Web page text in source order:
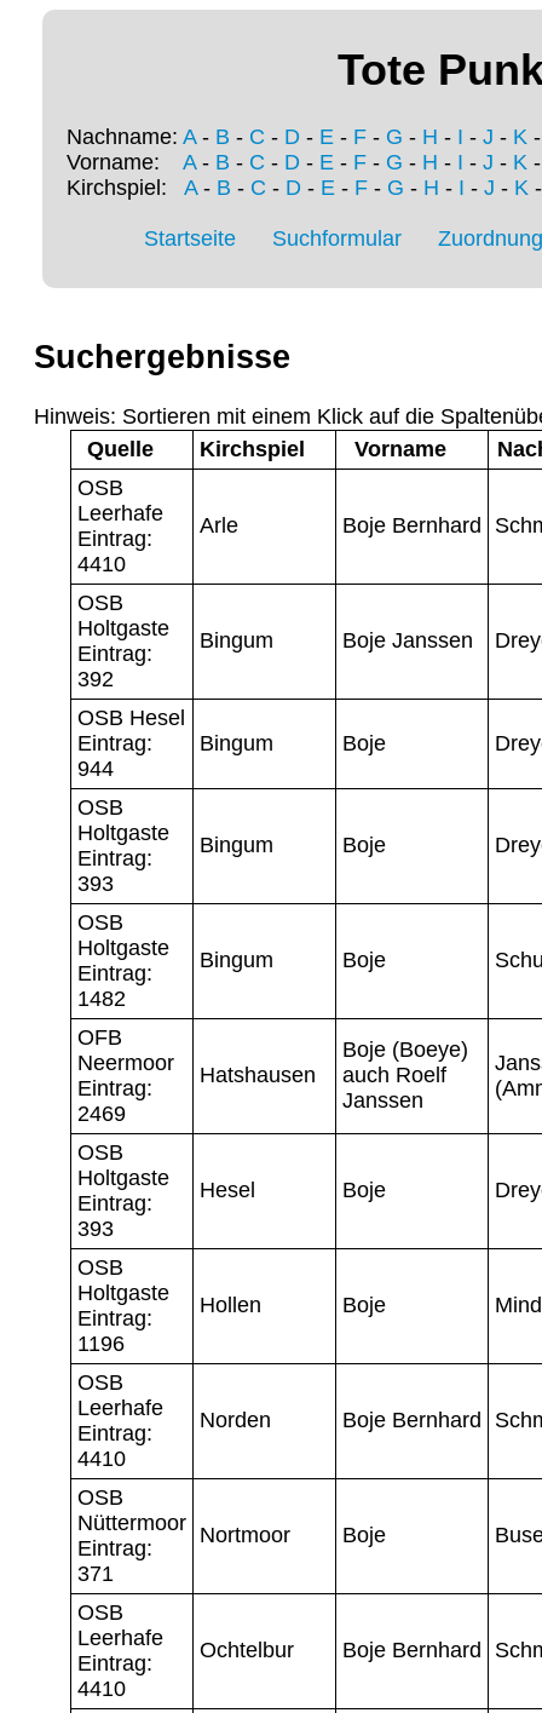
Tote
Nachname: A- B - C - D - E - F - G - H - I - J - K
Vorname: A- B - C - D - E - F - G - H - I - J - K
Kirchspiel: A- B - C - D- E- F- G - H - I - J - K
Startseite Suchformular
Suchergebnisse
Hinweis: Sortieren mit einem Klick auf die
Quelle
Kirchspiel Vorname
OSB
Leerhafe
Eintrag:
4410
Arle Boje Bernhard
OSB
Holtgaste
Eintrag:
392
Bingum Boje Janssen
OSB Hesel
Eintrag:
944
Bingum Boje
OSB
Holtgaste
Eintrag:
393
Bingum Boje
OSB
Holtgaste
Eintrag:
1482
Bingum Boje
OFB
Neermoor
Eintrag:
2469
Hatshausen
Boje (Boeye)
auch Roelf
Janssen
OSB
Holtgaste
Eintrag:
393
Hesel Boje
OSB
Holtgaste
Eintrag:
1196
Hollen Boje
OSB
Leerhafe
Eintrag:
4410
Norden Boje Bernhard
OSB
Nüttermoor
Eintrag:
371
Nortmoor Boje
OSB
Leerhafe
Eintrag:
4410
Ochtelbur Boje Bernhard